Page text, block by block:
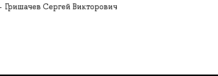
Гришачев Сергей Викторович